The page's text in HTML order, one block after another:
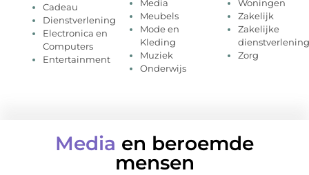
Cadeau
Dienstverlening
Electronica en
Computers
Entertainment
Media
Meubels
Mode en
Kleding
Muziek
Onderwijs
Woningen
Zakelijk
Zakelijke
dienstverlening
Zorg
Media en beroemde
mensen